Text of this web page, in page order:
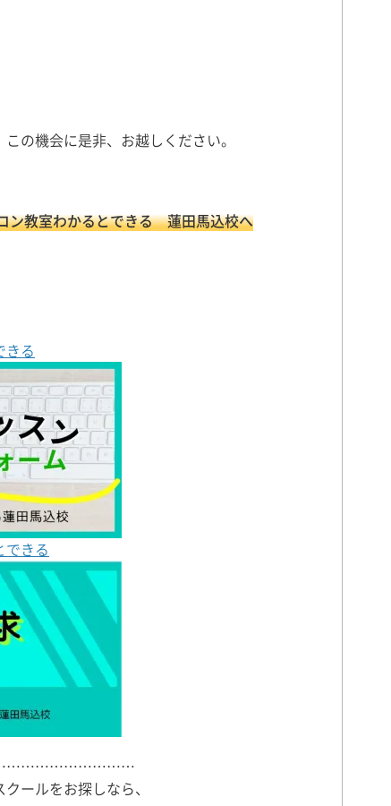
の機会に是非、お越しください。
ン教室わかるとできる 蓮田馬込校へ
きる
できる
ールをお探しなら、